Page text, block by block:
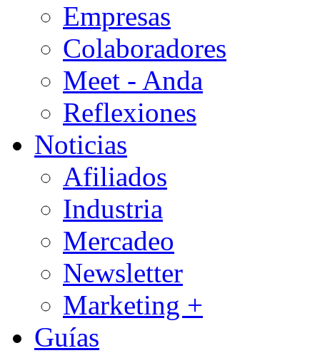
Empresas
Colaboradores
Meet - Anda
Reflexiones
Noticias
Afiliados
Industria
Mercadeo
Newsletter
Marketing +
Guías